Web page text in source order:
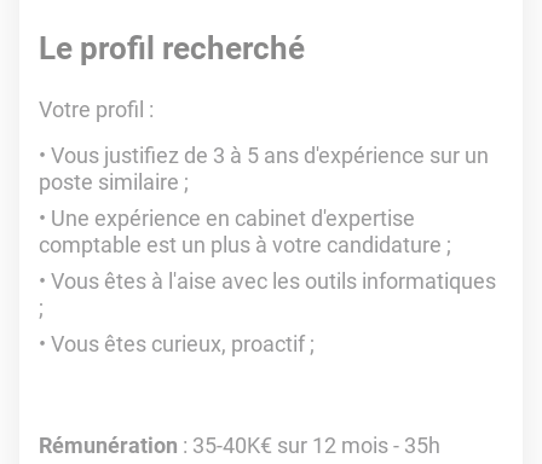
Le profil recherché
Votre profil :
Vous justifiez de 3 à 5 ans d'expérience sur un
poste similaire ;
Une expérience en cabinet d'expertise
comptable est un plus à votre candidature ;
Vous êtes à l'aise avec les outils informatiques
;
Vous êtes curieux, proactif ;
Rémunération : 35-40K€ sur 12 mois - 35h